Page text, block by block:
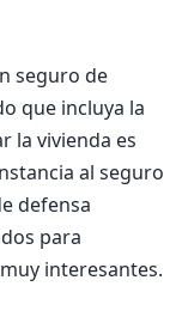
seguro de
que incluya la
la vivienda es
al seguro
defensa
para
interesantes.